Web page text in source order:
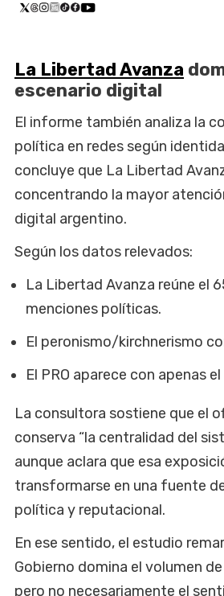
La Libertad Avanza
escenario digital
El informe también analiza la
política en redes según
concluye que La Libertad
concentrando la mayor
digital argentino.
Según los datos relevados:
La Libertad Avanza reúne el
menciones políticas.
El peronismo/kirchnerismo
El PRO aparece con apenas el
La consultora sostiene que el
conserva “la centralidad del
aunque aclara que esa
transformarse en una fuente
política y reputacional.
En ese sentido, el estudio
Gobierno domina el volumen
pero no necesariamente el